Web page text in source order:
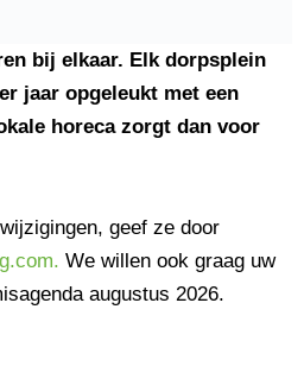
bij elkaar. Elk dorpsplein
jaar opgeleukt met een
horeca zorgt dan voor
geef ze door
We willen ook graag uw
augustus 2026.